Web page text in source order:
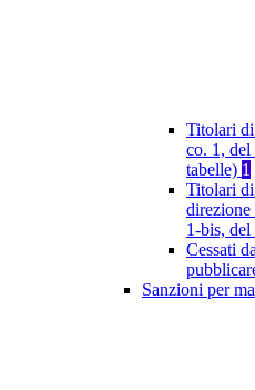
Titolari
co. 1, del
tabelle) 1
Titolari
1-bis,
Cessati
Sanzioni per